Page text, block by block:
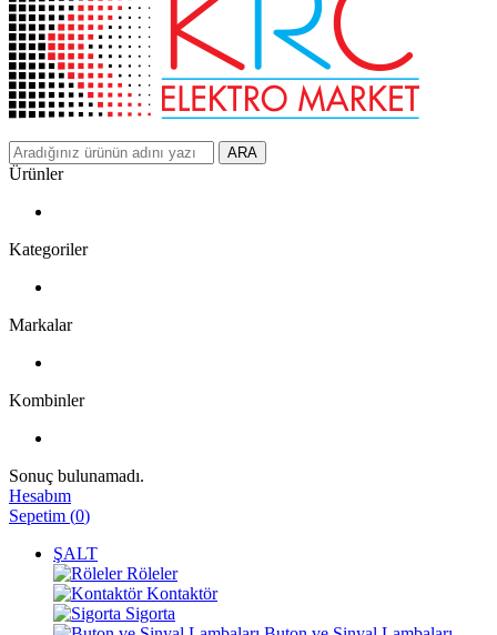
ARA
Ürünler
Kategoriler
Markalar
Kombinler
Sonuç bulunamadı.
Hesabım
Sepetim (0)
ŞALT
Röleler
Kontaktör
Sigorta